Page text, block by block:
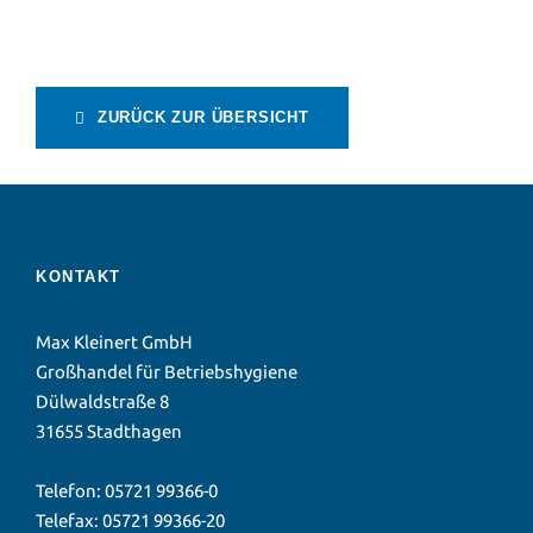
ZURÜCK ZUR ÜBERSICHT
KONTAKT
Max Kleinert GmbH
Großhandel für Betriebshygiene
Dülwaldstraße 8
31655 Stadthagen
Telefon: 05721 99366-0
Telefax: 05721 99366-20